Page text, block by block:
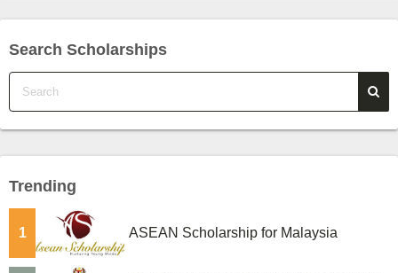
Search Scholarships
Trending
1 ASEAN Scholarship for Malaysia